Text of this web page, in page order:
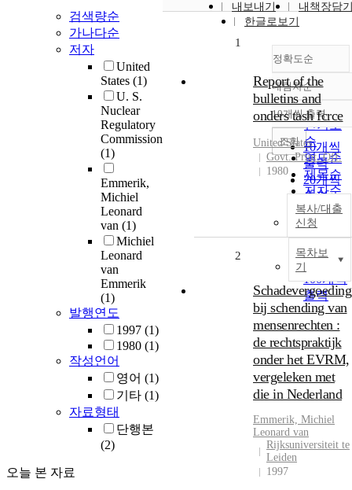
검색량순
가나다순
저자
United
States (1)
U. S.
Nuclear
Regulatory
Commission
(1)
Emmerik,
Michiel
Leonard
van (1)
Michiel
Leonard
van
Emmerik
(1)
발행연도
1997 (1)
1980 (1)
작성언어
영어 (1)
기타 (1)
자료형태
단행본
(2)
오늘 본 자료
내보내기
내책장담
한글로보기
정확도순
정확도
순
인기도
순
연도순
제목순
저자순
발행기
관순
내림차순
내림차
10개씩 출력
10개씩
출력
20개씩
출력
30개씩
출력
50개씩
출력
100개씩
출력
조회
1
Report of the
bulletins and
onders tash fcrce
United States
Govt. Print. Off.
1980
복사/대출
신청
목차보
기
2
Schadevergoeding
bij schending van
mensenrechten :
de rechtspraktijk
onder het EVRM,
vergeleken met
die in Nederland
Emmerik, Michiel
Leonard van
Rijksuniversiteit te
Leiden
1997